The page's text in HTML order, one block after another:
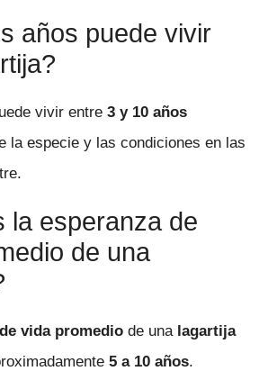
años puede vivir
vivir entre 3 y 10 años
la especie y las condiciones en las
la esperanza de
de una
vida promedio de una lagartija
5 a 10 años.